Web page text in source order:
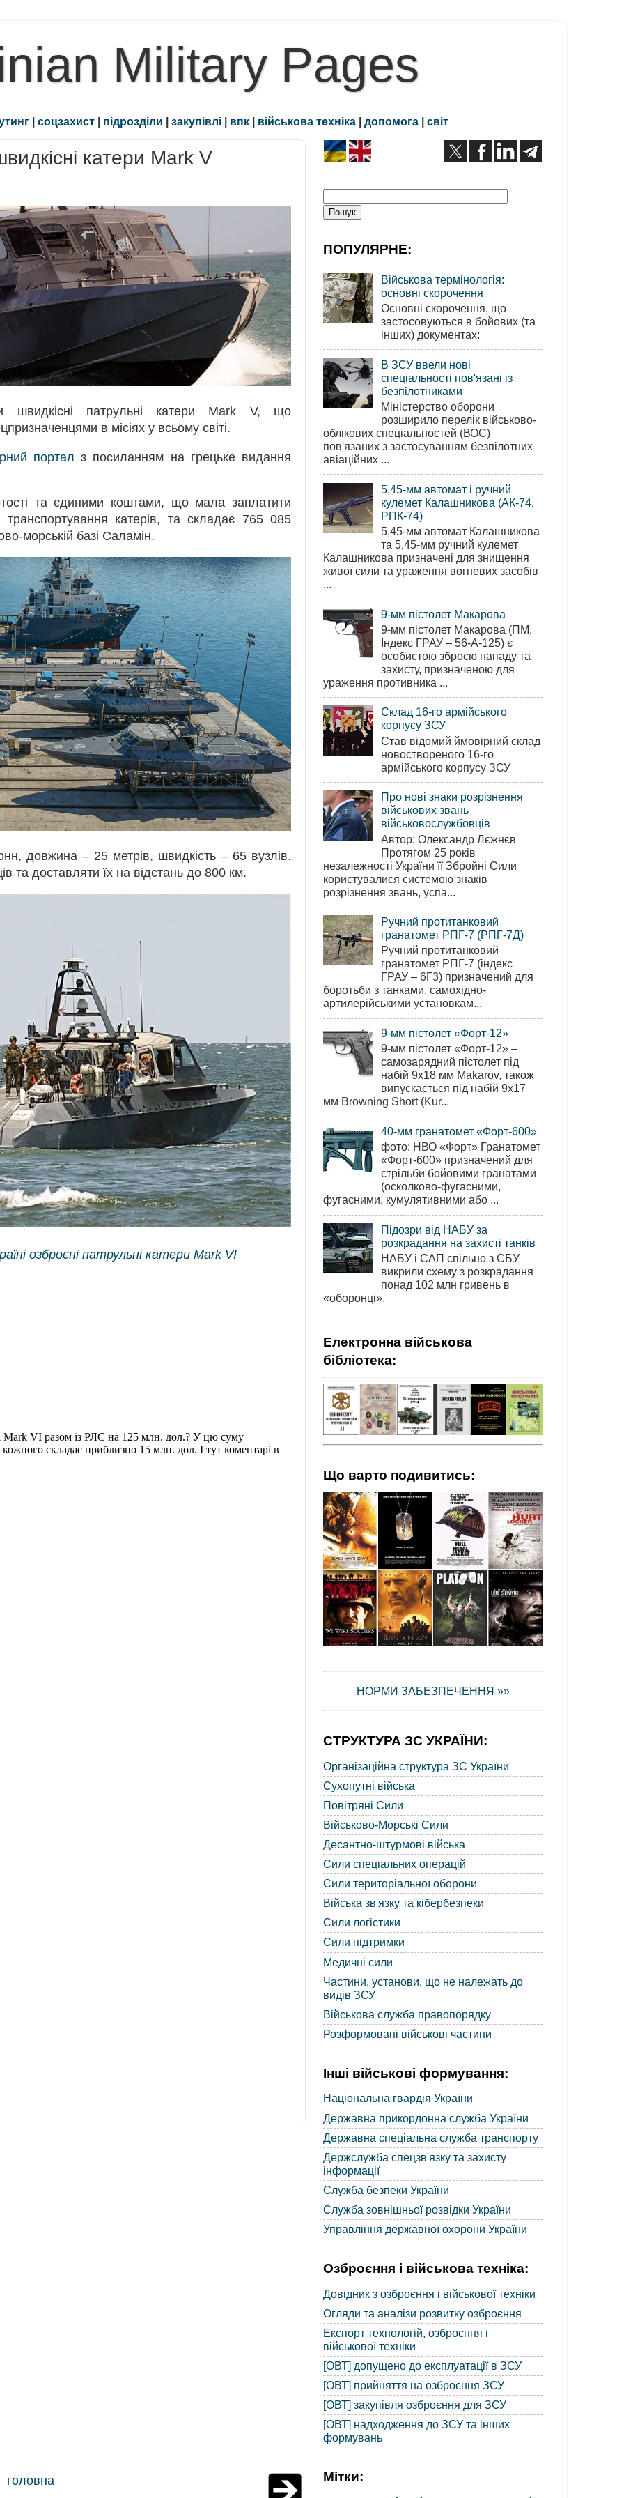
Military Pages
| соцзахист | підрозділи | закупівлі | впк | військова техніка | допомога | світ
катери Mark V
патрульні катери Mark V, що
в місіях у всьому світі.
портал з посиланням на грецьке видання
та єдиними коштами, що мала заплатити
катерів, та складає 765 085
морській базі Саламін.
довжина – 25 метрів, швидкість – 65 вузлів.
та доставляти їх на відстань до 800 км.
озброєні патрульні катери Mark VI
головна
ПОПУЛЯРНЕ:
Військова термінологія:
основні скорочення
Основні скорочення, що
застосовуються в бойових (та
інших) документах:
В ЗСУ ввели нові
спеціальності пов'язані із
безпілотниками
Міністерство оборони
розширило перелік військово-
облікових спеціальностей (ВОС)
пов'язаних з застосуванням безпілотних
авіаційних ...
5,45-мм автомат і ручний
кулемет Калашникова (АК-74,
РПК-74)
5,45-мм автомат Калашникова
та 5,45-мм ручний кулемет
Калашникова призначені для знищення
живої сили та ураження вогневих засобів
...
9-мм пістолет Макарова
9-мм пістолет Макарова (ПМ,
Індекс ГРАУ – 56-А-125) є
особистою зброєю нападу та
захисту, призначеною для
ураження противника ...
Склад 16-го армійського
корпусу ЗСУ
Став відомий ймовірний склад
новоствореного 16-го
армійського корпусу ЗСУ
Про нові знаки розрізнення
військових звань
військовослужбовців
Автор: Олександр Лєжнєв
Протягом 25 років
незалежності України її Збройні Сили
користувалися системою знаків
розрізнення звань, успа...
Ручний протитанковий
гранатомет РПГ-7 (РПГ-7Д)
Ручний протитанковий
гранатомет РПГ-7 (індекс
ГРАУ – 6Г3) призначений для
боротьби з танками, самохідно-
артилерійськими установкам...
9-мм пістолет «Форт-12»
9-мм пістолет «Форт-12» –
самозарядний пістолет під
набій 9х18 мм Makarov, також
випускається під набій 9х17
мм Browning Short (Kur...
40-мм гранатомет «Форт-600»
фото: НВО «Форт» Гранатомет
«Форт-600» призначений для
стрільби бойовими гранатами
(осколково-фугасними,
фугасними, кумулятивними або ...
Підозри від НАБУ за
розкрадання на захисті танків
НАБУ і САП спільно з СБУ
викрили схему з розкрадання
понад 102 млн гривень в
«оборонці».
Електронна військова
бібліотека:
Що варто подивитись:
НОРМИ ЗАБЕЗПЕЧЕННЯ »»
СТРУКТУРА ЗС УКРАЇНИ:
Організаційна структура ЗС України
Сухопутні війська
Повітряні Сили
Військово-Морські Сили
Десантно-штурмові війська
Сили спеціальних операцій
Сили територіальної оборони
Війська зв'язку та кібербезпеки
Сили логістики
Сили підтримки
Медичні сили
Частини, установи, що не належать до
видів ЗСУ
Військова служба правопорядку
Розформовані військові частини
Інші військові формування:
Національна гвардія України
Державна прикордонна служба України
Державна спеціальна служба транспорту
Держслужба спецзв'язку та захисту
інформації
Служба безпеки України
Служба зовнішньої розвідки України
Управління державної охорони України
Озброєння і військова техніка:
Довідник з озброєння і військової техніки
Огляди та аналізи розвитку озброєння
Експорт технологій, озброєння і
військової техніки
[ОВТ] допущено до експлуатації в ЗСУ
[ОВТ] прийняття на озброєння ЗСУ
[ОВТ] закупівля озброєння для ЗСУ
[ОВТ] надходження до ЗСУ та інших
формувань
Мітки: